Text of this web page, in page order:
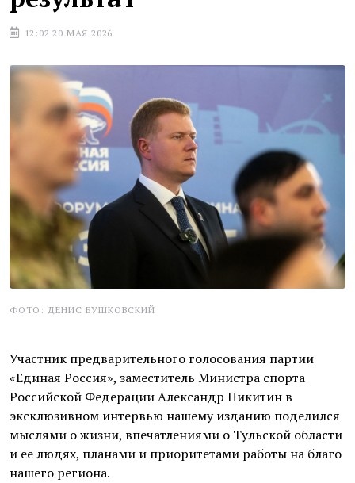
12:02 20 МАЯ 2026
ФОТО: ДЕНИС БУШКОВСКИЙ
Участник предварительного голосования партии
«Единая Россия», заместитель Министра спорта
Российской Федерации Александр Никитин в
эксклюзивном интервью нашему изданию поделился
мыслями о жизни, впечатлениями о Тульской области
и ее людях, планами и приоритетами работы на благо
нашего региона.